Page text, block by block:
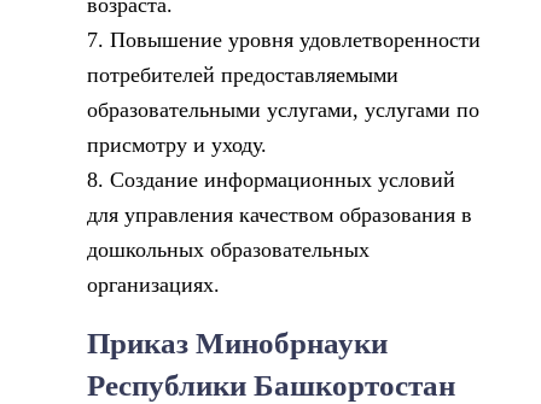
7. Повышение уровня удовлетворенности
потребителей предоставляемыми
образовательными услугами, услугами по
присмотру и уходу.
8. Создание информационных условий
для управления качеством образования в
дошкольных образовательных
организациях.
Приказ Минобрнауки
Республики Башкортостан